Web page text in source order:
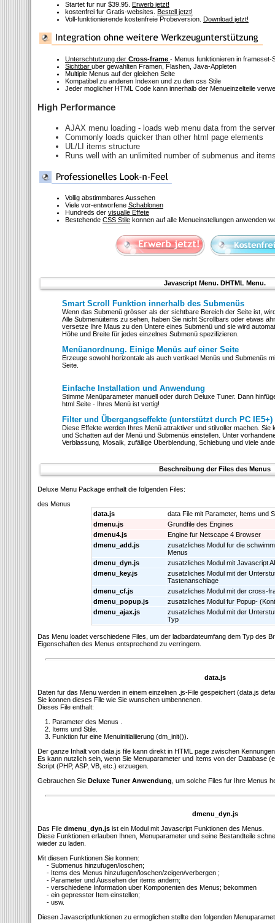
Startet fur nur $39.95. Erwerb jetzt!
kostenfrei fur Gratis-websites. Bestell jetzt!
Voll-funktionierende kostenfreie Probeversion. Download jetzt!
Unterschtutzung der Cross-frame - Menus funktionieren in frameset-
Sichtbar uber gewahlten Framen, Flashen, Java-Appleten
Multiple Menus auf der gleichen Seite
Kompatibel zu anderen Indexen und zu den css Stile
Jeder moglicher HTML Code kann innerhalb der Menueinzelteile
High Performance
AJAX menu loading - loads web menu data from the
Commonly loads quicker than other html page elements
UL/LI items structure
Runs well with an unlimited number of submenus and
Vollig abstimmbares Aussehen
Viele vor-entworfene Schablonen
Hundreds der visualle Effete
Bestehende CSS Stile konnen auf alle Menueinstellungen anwenden
Javascript Menu. DHTML Menu.
Smart Scroll Funktion innerhalb des Submenüs
Wenn das Submenü grösser als der sichtbare Bereich der Seite ist,
Alle Submenüitems zu sehen, haben Sie nicht Scrollbars oder etwas
versetze Ihre Maus zu den Untere eines Submenü und sie wird
Höhe und Breite für jedes einzelnes Submenü spezifizieren.
Menüanordnung. Einige Menüs auf einer Seite
Erzeuge sowohl horizontale als auch vertikael Menüs und Submenüs
Seite.
Einfache Installation und Anwendung
Stimme Menüparameter manuell oder durch Deluxe Tuner. Dann
html Seite - Ihres Menü ist vertig!
Filter und Übergangseffekte (unterstützt durch PC IE5+)
Diese Effekte werden Ihres Menü attraktiver und stilvoller machen.
und Schatten auf der Menü und Submenüs einstellen. Unter
Verblassung, Mosaik, zufällige Überblendung, Schiebung und viele
Beschreibung der Files des Menus
Deluxe Menu Package enthalt die folgenden Files:
des Menus
data.js
data File mit Parameter, Items und
dmenu.js
Grundfile des Engines
dmenu4.js
Engine fur Netscape 4 Browser
dmenu_add.js
zusatzliches Modul fur die
Menus
dmenu_dyn.js
zusatzliches Modul mit Javascript
dmenu_key.js
zusatzliches Modul mit der
Tastenanschlage
dmenu_cf.js
zusatzliches Modul mit der cross-
dmenu_popup.js
zusatzliches Modul fur Popup-
dmenu_ajax.js
zusatzliches Modul mit der
Typ
Das Menu loadet verschiedene Files, um der ladbardateumfang dem Typ des
Eigenschaften des Menus entsprechend zu verringern.
data.js
Daten fur das Menu werden in einem einzelnen .js-File gespeichert (data.js
Sie konnen dieses File wie Sie wunschen umbennenen.
Dieses File enthalt:
1. Parameter des Menus .
2. Items und Stile.
3. Funktion fur eine Menuinitialiierung (dm_init()).
Der ganze Inhalt von data.js file kann direkt in HTML page zwischen
Es kann nutzlich sein, wenn Sie Menuparameter und Items von der Database
Script (PHP, ASP, VB, etc.) erzuegen.
Gebrauchen Sie Deluxe Tuner Anwendung , um solche Files fur Ihre Menus
dmenu_dyn.js
Das File dmenu_dyn.js ist ein Modul mit Javascript Funktionen des Menus.
Diese Funktionen erlauben Ihnen, Menuparameter und seine Bestandteile
wieder zu laden.
Mit diesen Funktionen Sie konnen:
- Submenus hinzufugen/loschen;
- Items des Menus hinzufugen/loschen/zeigen/verbergen ;
- Parameter und Aussehen der items andern;
- verschiedene Information uber Komponenten des Menus; bekommen
- ein gepresster Item einstellen;
- usw.
Diesen Javascriptfunktionen zu ermoglichen stellte den folgenden